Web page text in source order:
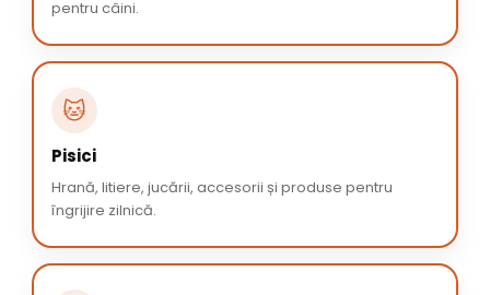
pentru câini.
🐱
Pisici
Hrană, litiere, jucării, accesorii și produse pentru
îngrijire zilnică.